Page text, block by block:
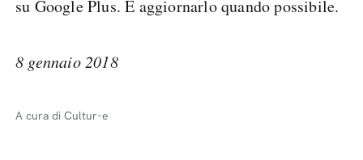
su Google Plus. E aggiornarlo quando possibile.
8 gennaio 2018
A cura di Cultur-e